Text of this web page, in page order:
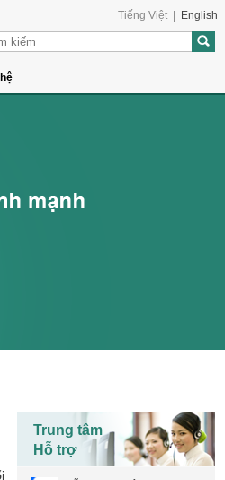
Tiếng Việt English
Trung tâm
Hỗ trợ